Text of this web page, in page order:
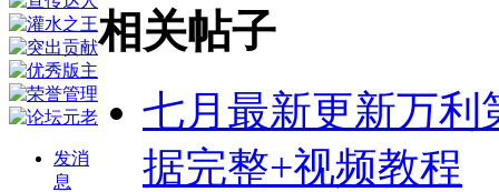
发消
息
相关帖子
七月最新更新万利
据完整+视频教程